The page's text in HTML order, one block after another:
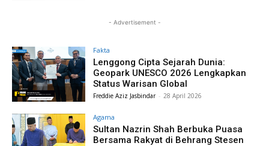
- Advertisement -
Fakta
Lenggong Cipta Sejarah Dunia:
Geopark UNESCO 2026 Lengkapkan
Status Warisan Global
Freddie Aziz Jasbindar - 28 April 2026
Agama
Sultan Nazrin Shah Berbuka Puasa
Bersama Rakyat di Behrang Stesen